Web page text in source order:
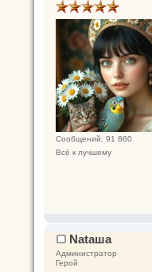
Сообщений: 91 860
Всё к лучшему
Nataшa
Администратор
Герой